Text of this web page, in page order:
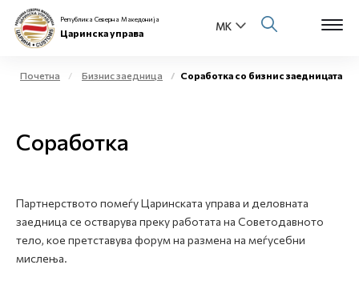
Физички лица
Бизнис заедница
Open
Е-Царина
Република Северна Македонија
Царинска управа
Почетна Бизнис заедница Соработка со бизнис заедницата
Соработка
Партнерството помеѓу Царинската управа и деловната
заедница се остварува преку работата на Советодавното
тело, кое претставува форум на размена на меѓусебни
мислења.